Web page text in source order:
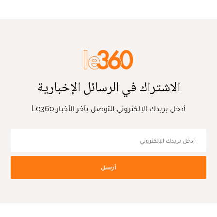
الاشتراك في الرسائل الإخبارية
أدخل بريدك الإلكتروني للتوصل بآخر الأخبار Le360
أرسل